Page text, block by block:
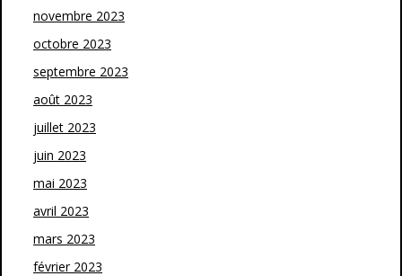
novembre 2023
octobre 2023
septembre 2023
août 2023
juillet 2023
juin 2023
mai 2023
avril 2023
mars 2023
février 2023